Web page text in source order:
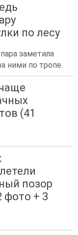
по лесу
заметила
ними по тропе.
(41
позор
фото + 3